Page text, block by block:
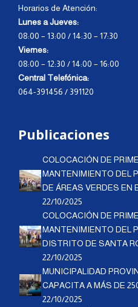
Horarios de Atención:
Lunes a Jueves:
08:00 – 13:00 / 14:30 – 17:30
Viernes:
08:00 – 12:30 / 14:00 – 16:00
Central Telefónica:
064-391456 / 391120
Publicaciones
COLOCACIÓN DE
MANTENIMIENTO DEL
DE ÁREAS VERDES EN
22/10/2025
COLOCACIÓN DE
MANTENIMIENTO DEL
DISTRITO DE SANTA
22/10/2025
MUNICIPALIDAD
CAPACITA A MÁS DE
22/10/2025